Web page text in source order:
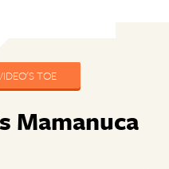
TOE
Mamanuca